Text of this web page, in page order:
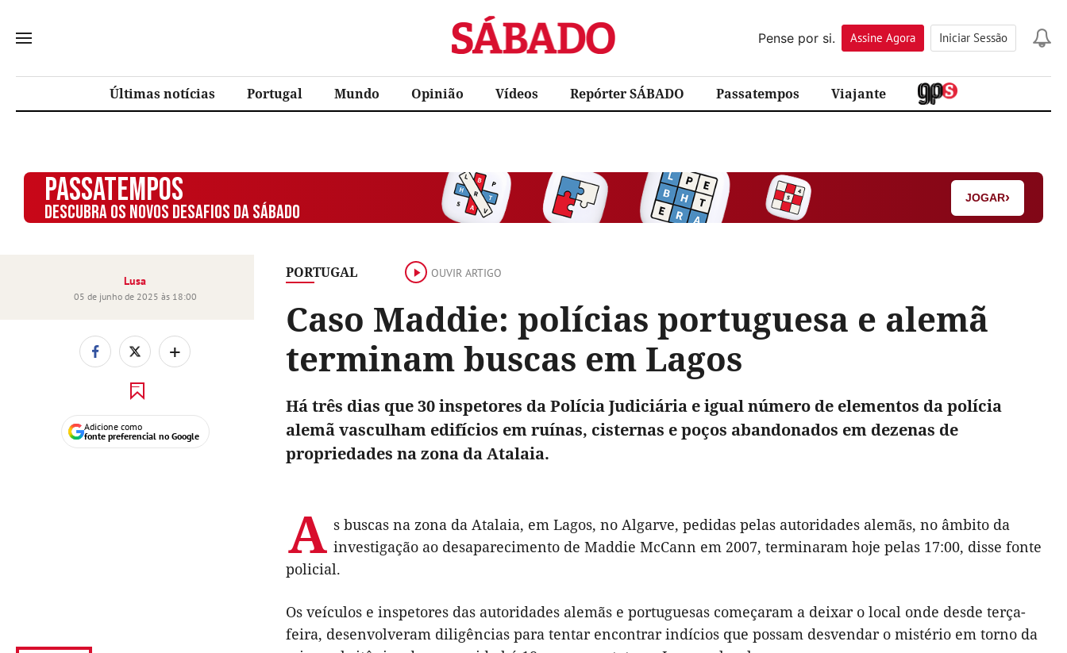
Sábado
Pense por si.
Assine Agora Iniciar Sessão
Últimas notícias Portugal Mundo Opinião Vídeos Repórter SÁBADO Passatempos Viajante
PASSATEMPOS
DESCUBRA OS NOVOS DESAFIOS DA SÁBADO
JOGAR›
PORTUGAL OUVIR ARTIGO
Caso Maddie: polícias portuguesa e alemã
terminam buscas em Lagos
Lusa
05 de junho de 2025 às 18:00
+
Adicione como
fonte preferencial no Google
Há três dias que 30 inspetores da Polícia Judiciária e igual número de elementos da polícia
alemã vasculham edifícios em ruínas, cisternas e poços abandonados em dezenas de
propriedades na zona da Atalaia.
A s buscas na zona da Atalaia, em Lagos, no Algarve, pedidas pelas autoridades alemãs, no âmbito da
investigação ao desaparecimento de Maddie McCann em 2007, terminaram hoje pelas 17:00, disse fonte
policial.
Os veículos e inspetores das autoridades alemãs e portuguesas começaram a deixar o local onde desde terça-
feira, desenvolveram diligências para tentar encontrar indícios que possam desvendar o mistério em torno da